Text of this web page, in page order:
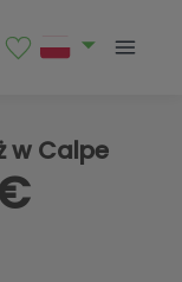
w Calpe